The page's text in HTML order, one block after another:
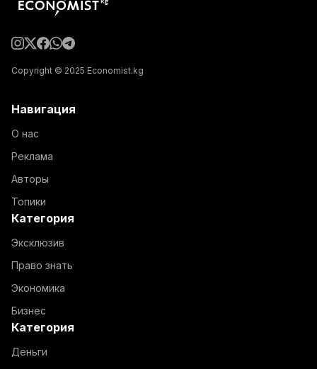
Copyright © 2025 Economist.kg
Навигация
О нас
Реклама
Авторы
Топики
Категория
Эксклюзив
Право знать
Экономика
Бизнес
Категория
Деньги